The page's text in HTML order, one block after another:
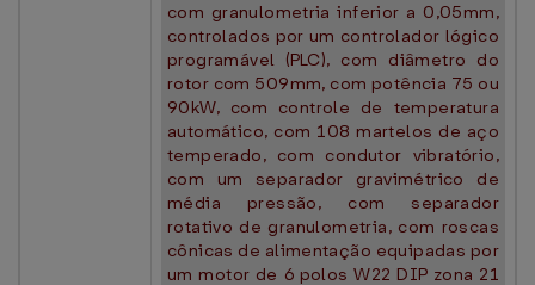
com granulometria inferior a 0,05mm,
controlados por um controlador lógico
programável (PLC), com diâmetro do
rotor com 509mm, com potência 75 ou
90kW, com controle de temperatura
automático, com 108 martelos de aço
temperado, com condutor vibratório,
com um separador gravimétrico de
média pressão, com separador
rotativo de granulometria, com roscas
cônicas de alimentação equipadas por
um motor de 6 polos W22 DIP zona 21